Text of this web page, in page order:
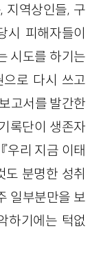
지역상인들, 구
시 피해자들이
시도를 하기는
으로 다시 쓰고
고서를 발간한
록단이 생존자
우리 지금 이태
도 분명한 성취
일부분만을 보
하기에는 턱없